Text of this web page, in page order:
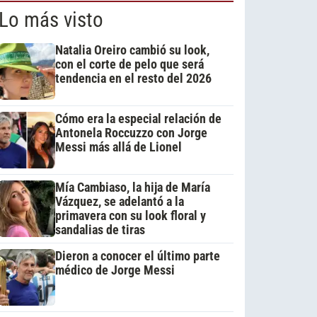
más visto
Natalia Oreiro cambió su look,
con el corte de pelo que será
tendencia en el resto del 2026
Cómo era la especial relación de
Antonela Roccuzzo con Jorge
Messi más allá de Lionel
Mía Cambiaso, la hija de María
Vázquez, se adelantó a la
primavera con su look floral y
sandalias de tiras
Dieron a conocer el último parte
médico de Jorge Messi